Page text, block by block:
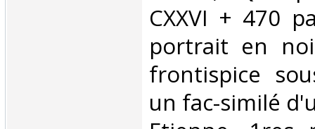
CXXVI + 470
portrait en
frontispice
un fac-similé